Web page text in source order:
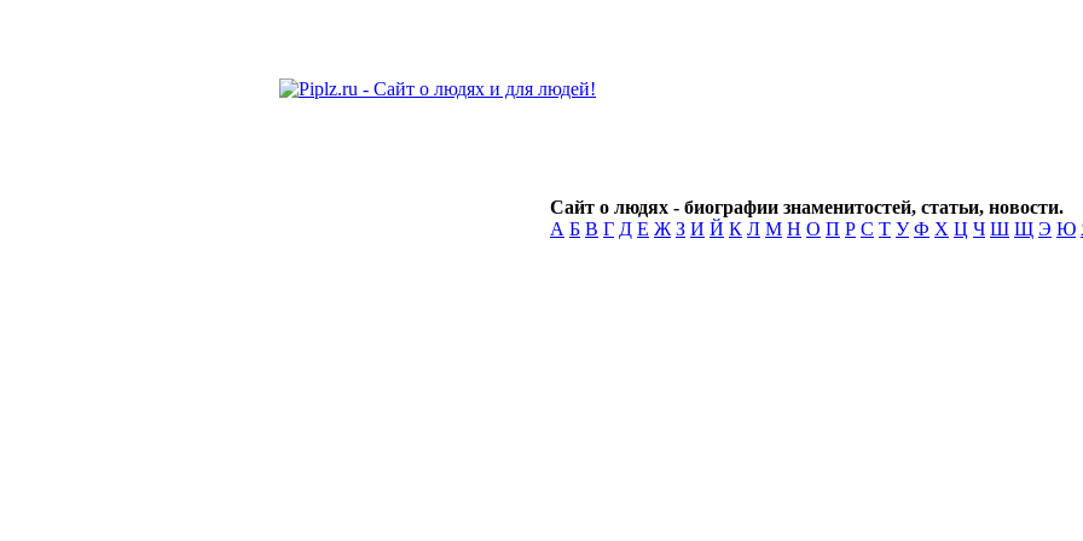
Сайт о людях - биографии знаменитостей, статьи, новости.
А Б В Г Д Е Ж З И Й К Л М Н О П Р С Т У Ф Х Ц Ч Ш Щ Э Ю